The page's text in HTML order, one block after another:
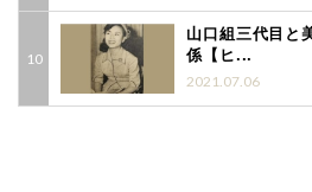
山口組三代目と
係【ヒ...
2021.07.06